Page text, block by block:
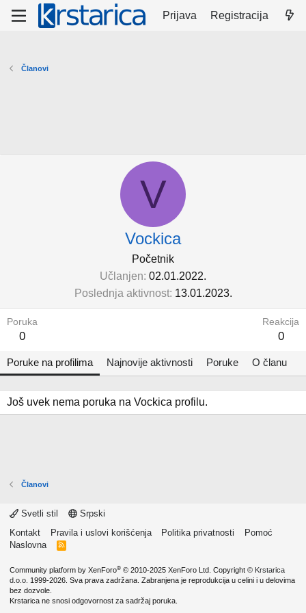
Prijava Registracija
Članovi
V
Vockica
Početnik
Učlanjen 02.01.2022.
Poslednja aktivnost 13.01.2023.
Poruka
0
Reakcija
0
Poruke na profilima Najnovije aktivnosti Poruke O članu
Još uvek nema poruka na Vockica profilu.
Članovi
Svetli stil
Srpski
Kontakt
Pravila i uslovi korišćenja Politika privatnosti
Pomoć
Naslovna
R
Community platform by XenForo® © 2010-2025 XenForo Ltd. Copyright © Krstarica
d.o.o. 1999-2026. Sva prava zadržana. Zabranjena je reprodukcija u celini i u delovima
bez dozvole.
Krstarica ne snosi odgovornost za sadržaj poruka.